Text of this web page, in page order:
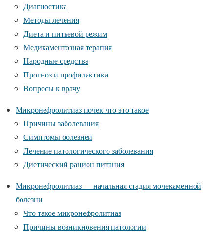
Диагностика
Методы лечения
Диета и питьевой режим
Медикаментозная терапия
Народные средства
Прогноз и профилактика
Вопросы к врачу
Микронефролитиаз почек что это такое
Причины заболевания
Симптомы болезней
Лечение патологического заболевания
Диетический рацион питания
Микронефролитиаз — начальная стадия мочекаменной
болезни
Что такое микронефролитиаз
Причины возникновения патологии